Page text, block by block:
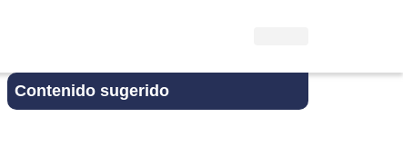
Contenido sugerido